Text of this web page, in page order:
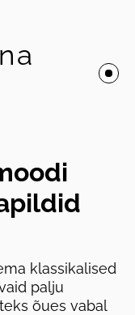
klassikalised
palju
õues vabal